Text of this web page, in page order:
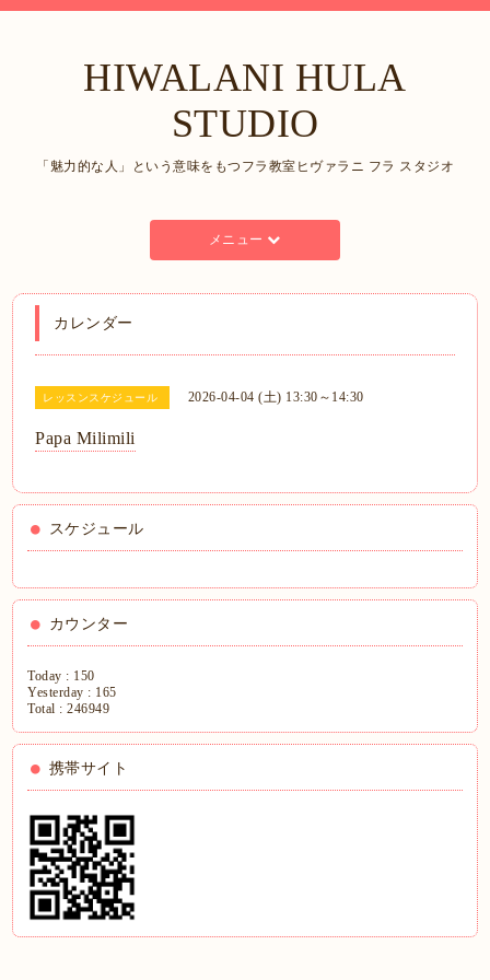
HIWALANI HULA
STUDIO
「魅力的な人」という意味をもつフラ教室ヒヴァラニ フラ スタジオ
メニュー
カレンダー
レッスンスケジュール 2026-04-04 (土) 13:30～14:30
Papa Milimili
スケジュール
カウンター
Today : 150
Yesterday : 165
Total :246949
携帯サイト